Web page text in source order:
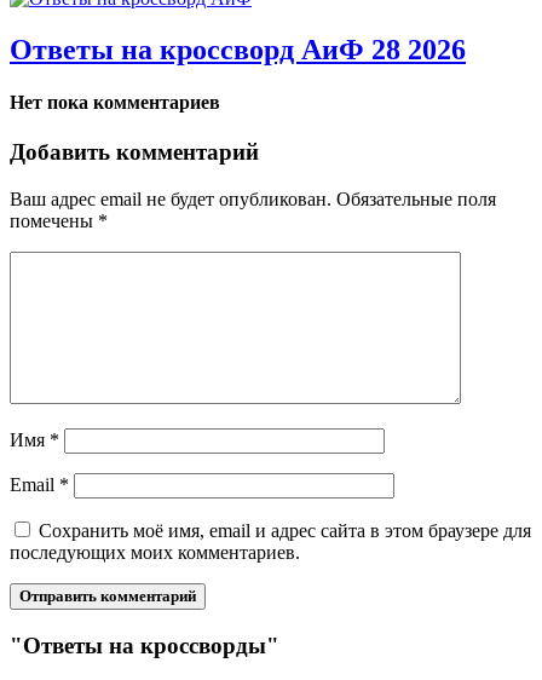
Ответы на кроссворд АиФ 28 2026
Нет пока комментариев
Добавить комментарий
Ваш адрес email не будет опубликован. Обязательные поля
помечены *
Имя *
Email *
Сохранить моё имя, email и адрес сайта в этом браузере для
последующих моих комментариев.
"Ответы на кроссворды"